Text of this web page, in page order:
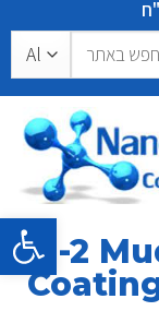
M-2
Barra de Ferramentas Aberta